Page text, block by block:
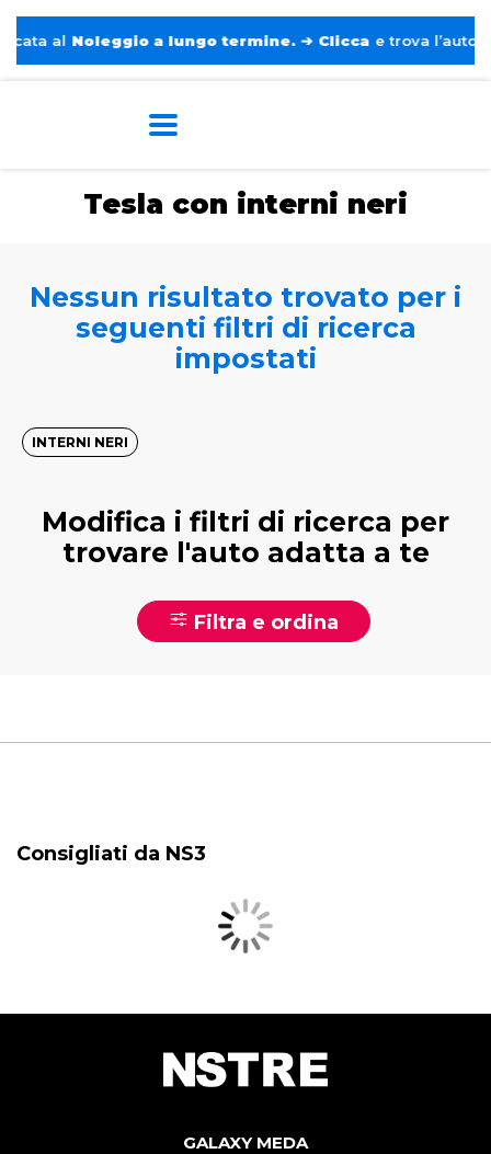
al Noleggio a lungo termine. ➔ Clicca e trova l’auto
Tesla con interni neri
Nessun risultato trovato per i
seguenti filtri di ricerca
impostati
INTERNI NERI
Modifica i filtri di ricerca per
trovare l'auto adatta a te
Filtra e ordina
Consigliati da NS3
GALAXY MEDA